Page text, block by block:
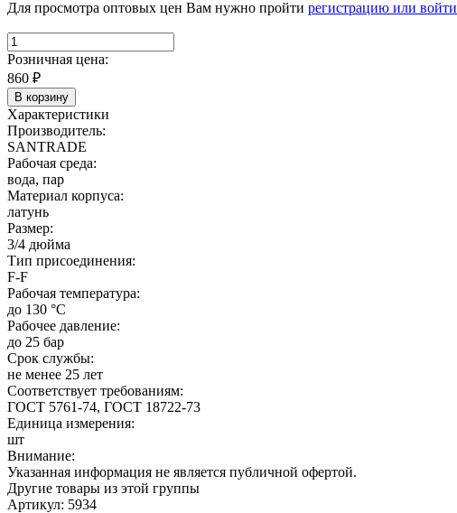
Для просмотра оптовых цен Вам нужно пройти регистрацию или войти
Розничная цена:
860 ₽
В корзину
Характеристики
Производитель:
SANTRADE
Рабочая среда:
вода, пар
Материал корпуса:
латунь
Размер:
3/4 дюйма
Тип присоединения:
F-F
Рабочая температура:
до 130 °C
Рабочее давление:
до 25 бар
Срок службы:
не менее 25 лет
Соответствует требованиям:
ГОСТ 5761-74, ГОСТ 18722-73
Единица измерения:
шт
Внимание:
Указанная информация не является публичной офертой.
Другие товары из этой группы
Артикул: 5934